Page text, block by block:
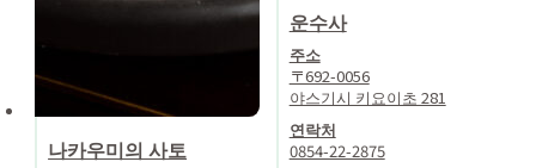
나카우미의 사토
운수사
주소
〒692-0056
야스기시 키요이초 281
연락처
0854-22-2875